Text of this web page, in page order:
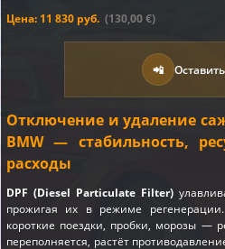
Цена: 11 830 руб. (130,00 €)
📲
Отключение и удаление
BMW — стабильность,
расходы
DPF (Diesel Particulate Filter)
прожигая их в режиме
короткие поездки, пробки, морозы —
переполняется, растёт